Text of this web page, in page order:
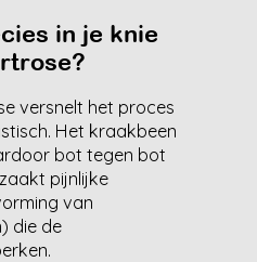
in je knie
versnelt het proces
Het kraakbeen
bot tegen bot
pijnlijke
van
die de